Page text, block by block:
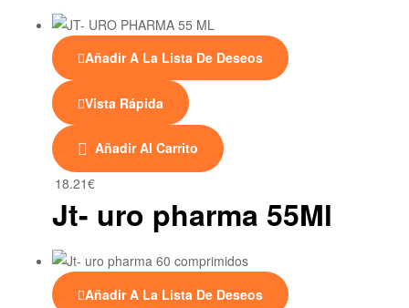
Añadir A La Lista De Deseos
Vista Rápida
Añadir Al Carrito
18.21€
Jt- uro pharma 55Ml
Añadir A La Lista De Deseos